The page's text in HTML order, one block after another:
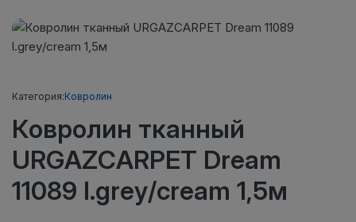
Категория:Ковролин
Ковролин тканный
URGAZCARPET Dream
11089 l.grey/cream 1,5м